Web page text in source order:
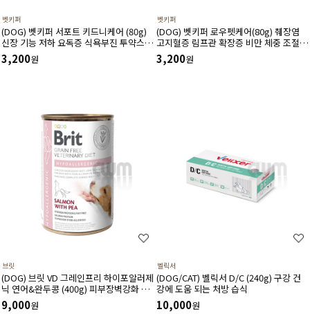
벳키퍼
(DOG) 벳키퍼 서포트 키드니케어 (80g)
신장 기능 저하 요독증 식욕부진 투약스트
레스 음수량관리 처방식
3,200원
벳키퍼
(DOG) 벳키퍼 로우펫케어(80g) 췌장염
고지혈증 림프관 확장증 비만 체중 조절
기력 회복식
3,200원
브릿
(DOG) 브릿 VD 그레인프리 하이포알러제
닉 연어&완두콩 (400g) 피부장벽강화 면
역력향상 식이알러지에 도움
9,000원
벨릭서
(DOG/CAT) 벨릭서 D/C (240g) 구강 건
강에 도움 되는 처방 습식
10,000원